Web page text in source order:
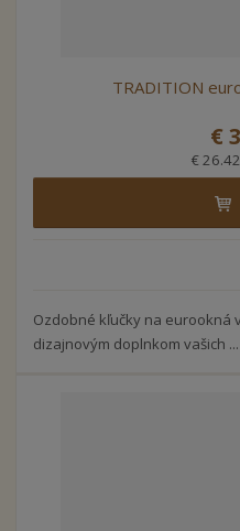
TRADITION
€
€
Ozdobné kľučky na eurookná
dizajnovým doplnkom vašich ...